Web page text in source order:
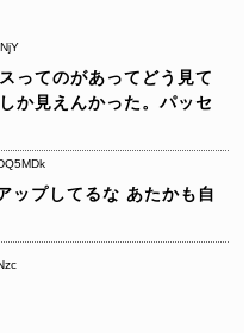
ってのがあってどう見て
か見えんかった。パッセ
ップしてるな あたかも自